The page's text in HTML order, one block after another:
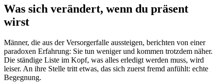
Was sich verändert, wenn du präsent
wirst
Männer, die aus der Versorgerfalle aussteigen, berichten von einer
paradoxen Erfahrung: Sie tun weniger und kommen trotzdem näher.
Die ständige Liste im Kopf, was alles erledigt werden muss, wird
leiser. An ihre Stelle tritt etwas, das sich zuerst fremd anfühlt: echte
Begegnung.